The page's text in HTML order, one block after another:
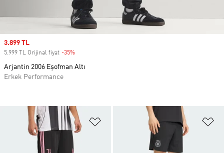
Favori Listesine Ekle
Sale price
3.899 TL
5.999 TL Orijinal fiyat -35%
Arjantin 2006 Eşofman Altı
Erkek Performance